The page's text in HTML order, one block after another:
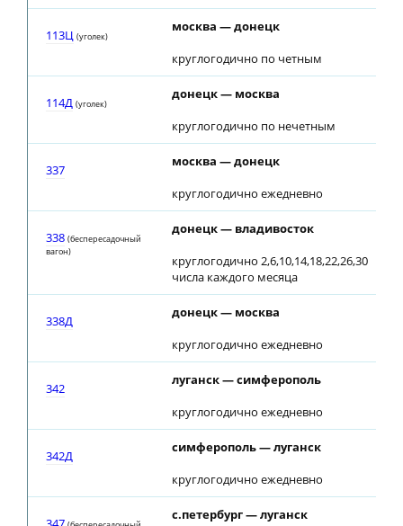
113Ц (уголек)
москва — донецк
круглогодично по четным
114Д (уголек)
донецк — москва
круглогодично по нечетным
337
москва — донецк
круглогодично ежедневно
338 (беспересадочный
вагон)
донецк — владивосток
круглогодично 2,6,10,14,18,22,26,30
числа каждого месяца
338Д
донецк — москва
круглогодично ежедневно
342
луганск — симферополь
круглогодично ежедневно
342Д
симферополь — луганск
круглогодично ежедневно
с.петербург — луганск